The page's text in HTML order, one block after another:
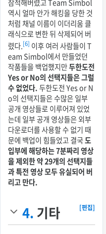
잠적해버렸고 Team Simbol
역시 얼마 안가 해킹을 당한 것
처럼 채널 이름이 이더리움 클
래식으로 변한 뒤 삭제되어 버
렸다.[6] 이후 여러 사람들이 T
eam Simbol에서 만들었던
작품들을 백업했지만두한도전
Yes or No의 선택지들은 그럴
수 없었다.두한도전 Yes or N
o의 선택지들은 수많은 일부
공개 영상들로 이루어져 있었
는데 일부 공개 영상들은 외부
다운로더를 사용할 수 없기 때
문에 백업이 힘들었고 결국도
입부에 해당하는 7분짜리 영상
을 제외한 약 29개의 선택지들
과 특전 영상 모두 유실되어 버
리고 만다.
4. 기타 [편집]